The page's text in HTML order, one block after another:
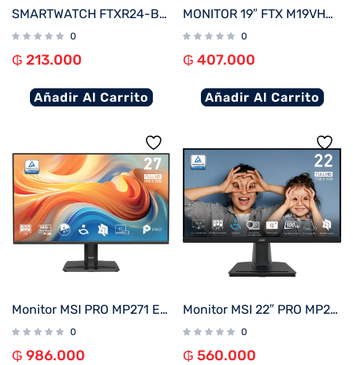
SMARTWATCH FTXR24-BB 53MM NEGRO ANDROID/IOS/BT/FREC. CARD
0
₲ 213.000
Añadir Al Carrito
MONITOR 19″ FTX M19VHDBZL HD VGA/HDMI/75HZ/5MS/BIVOLT C/BISEL
0
₲ 407.000
Añadir Al Carrito
Monitor MSI PRO MP271 E14A 27″ 144Hz Full HD IPS
0
₲ 986.000
Monitor MSI 22″ PRO MP225 100HZ
0
₲ 560.000